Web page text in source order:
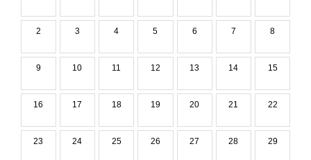
2 3 4 5 6 7 8
9 10 11 12 13 14 15
16 17 18 19 20 21 22
23 24 25 26 27 28 29